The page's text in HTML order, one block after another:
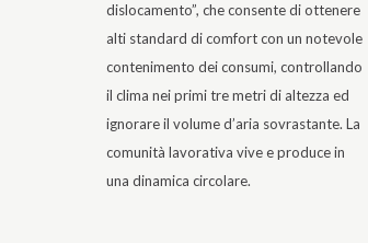
dislocamento”, che consente di ottenere
alti standard di comfort con un notevole
contenimento dei consumi, controllando
il clima nei primi tre metri di altezza ed
ignorare il volume d’aria sovrastante. La
comunità lavorativa vive e produce in
una dinamica circolare.